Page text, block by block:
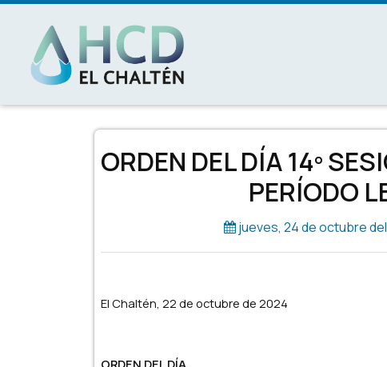
MAIN NAVIGATION
ORDEN DEL DÍA 14º
PERÍODO
jueves, 24 de octubre
El Chaltén, 22 de octubre de 2024